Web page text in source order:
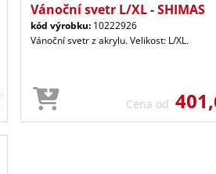
Vánoční svetr L/XL - SHIMAS
kód výrobku: 10222926
Vánoční svetr z akrylu. Velikost: L/XL.
Cena od